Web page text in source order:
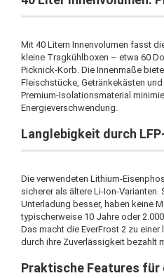
Mit 40 Litern Innenvolumen fasst
kleine Tragkühlboxen – etwa 60
Picknick-Korb. Die Innenmaße
Fleischstücke, Getränkekästen
Premium-Isolationsmaterial
Energieverschwendung.
Langlebigkeit durch
Die verwendeten Lithium-
sicherer als ältere Li-Ion-Varianten.
Unterladung besser, haben keine
typischerweise 10 Jahre oder
Das macht die EverFrost 2 zu
durch ihre Zuverlässigkeit bezahlt
Praktische Features für